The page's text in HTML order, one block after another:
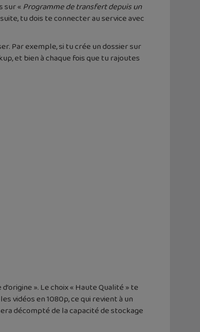
sur «Programme de transfert depuis un
tu dois te connecter au service avec
Par exemple, si tu crée un dossier sur
et bien à chaque fois que tu rajoutes
». Le choix « Haute Qualité » te
vidéos en 1080p, ce qui revient à un
décompté de la capacité de stockage